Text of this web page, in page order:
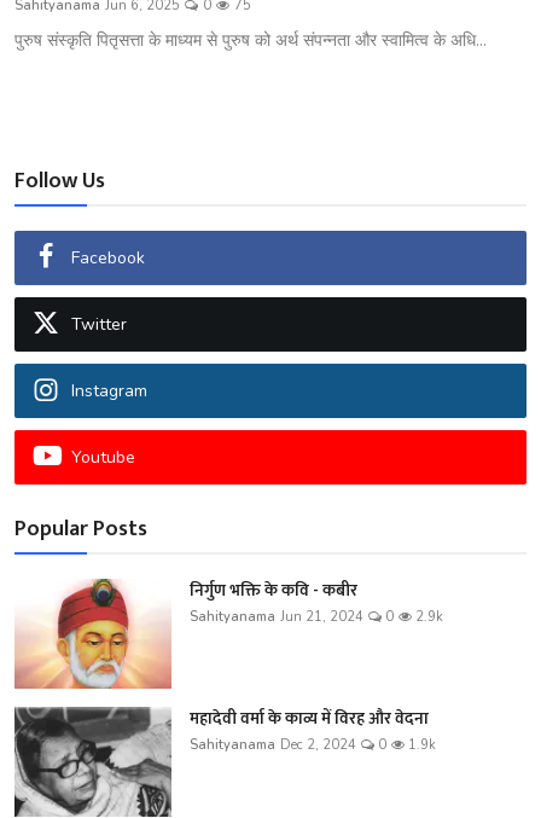
शख्सियत
उपन्यास
सिनेमा
शायरी
ग़ज़ल
Sahityanama Jun 6, 2025 0 75
पुरुष संस्कृति पितृसत्ता के माध्यम से पुरुष को अर्थ संपन्नता और स्वामित्व के अधि...
Follow Us
Facebook
Twitter
Instagram
Youtube
Popular Posts
निर्गुण भक्ति के कवि - कबीर
Sahityanama Jun 21, 2024 0 2.9k
महादेवी वर्मा के काव्य में विरह और वेदना
Sahityanama Dec 2, 2024 0 1.9k